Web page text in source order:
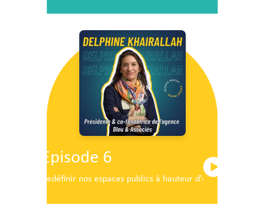
Episode 6
Redéfinir nos espaces publics à hauteur d’enfants